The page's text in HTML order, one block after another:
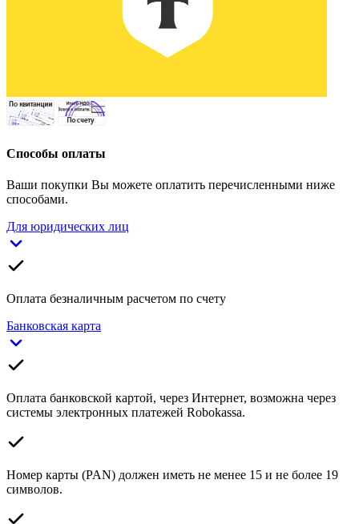
Способы оплаты
Ваши покупки Вы можете оплатить перечисленными ниже
способами.
Для юридических лиц
Оплата безналичным расчетом по счету
Банковская карта
Оплата банковской картой, через Интернет, возможна через
системы электронных платежей Robokassa.
Номер карты (PAN) должен иметь не менее 15 и не более 19
символов.